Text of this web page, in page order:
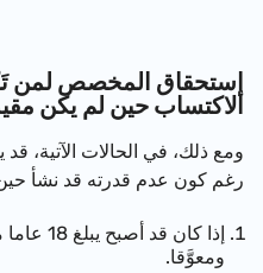
إستحقاق المخصص لمن
الاكتساب حين لم يكن
ومع ذلك، في الحالات الآتية، قد
رغم كون عدم قدرته قد نشأ حين
إذا كان قد
ومعوَّقا.